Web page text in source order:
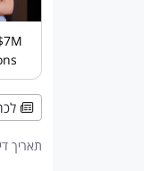
תאריך